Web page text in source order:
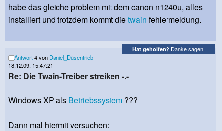
habe das gleiche problem mit dem canon n1240u, alles
installiert und trotzdem kommt dietwain fehlermeldung.
Hat geholfen? Danke sagen!
Antwort4 von Daniel_Düsentrieb
18.12.09, 15:47:21
Re: Die Twain-Treiber streiken -.-
Windows XP als Betriebssystem ???
Dann mal hiermit versuchen: